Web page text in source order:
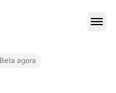
agora